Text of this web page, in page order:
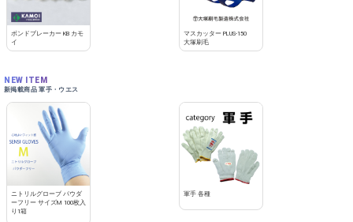
ボンドブレーカー KB カモ
イ
マスカッター PLUS-150
大塚刷毛
NEW ITEM
新掲載商品 軍手・ウエス
ニトリルグローブ パウダ
ーフリー サイズM 100枚入
り1箱
軍手 各種